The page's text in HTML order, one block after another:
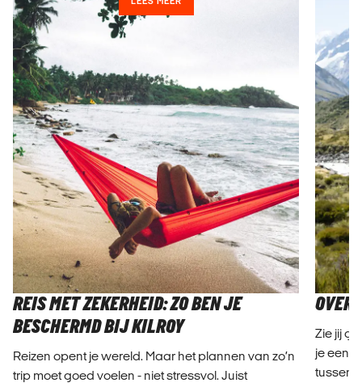
REIS MET ZEKERHEID: ZO BEN JE
BESCHERMD BIJ KILROY
Reizen opent je wereld. Maar het plannen van zo’n
trip moet goed voelen - niet stressvol. Juist
OVER
Zie jij
je een